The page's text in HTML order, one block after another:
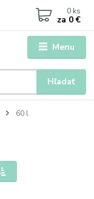
Menu
Hľadať
0 ks
za 0 €
60 l